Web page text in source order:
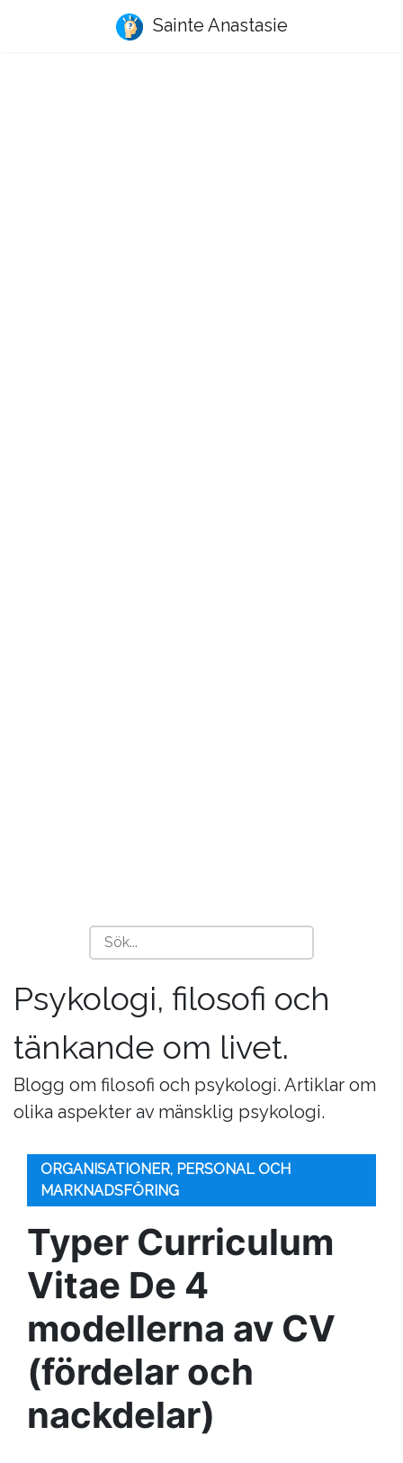
Sainte Anastasie
Psykologi, filosofi och
tänkande om livet.
Blogg om filosofi och psykologi. Artiklar om
olika aspekter av mänsklig psykologi.
ORGANISATIONER, PERSONAL OCH
MARKNADSFÖRING
Typer Curriculum
Vitae De 4
modellerna av CV
(fördelar och
nackdelar)